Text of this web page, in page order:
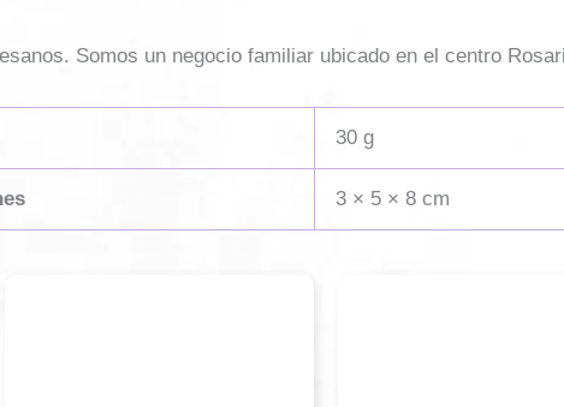
Somos un negocio familiar ubicado en el centro
30 g
3 × 5 × 8 cm